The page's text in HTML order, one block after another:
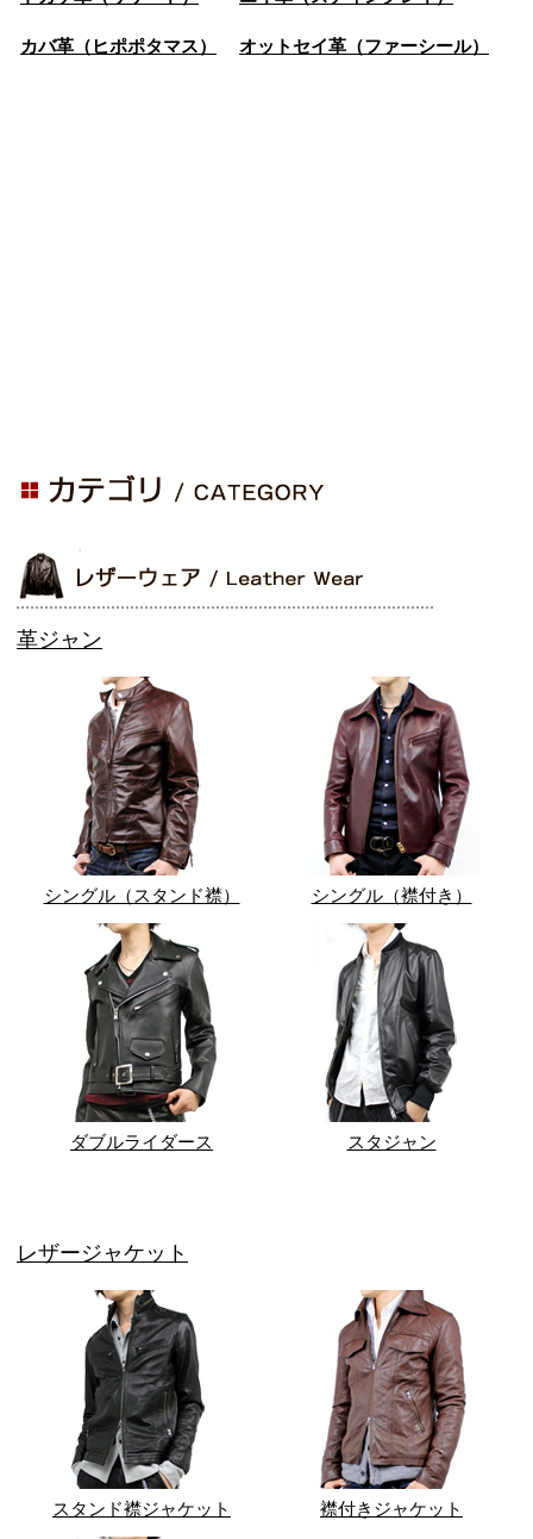
革ジャン
シングル（スタンド襟） シングル（襟付き）
ダブルライダース スタジャン
レザージャケット
スタンド襟ジャケット 襟付きジャケット